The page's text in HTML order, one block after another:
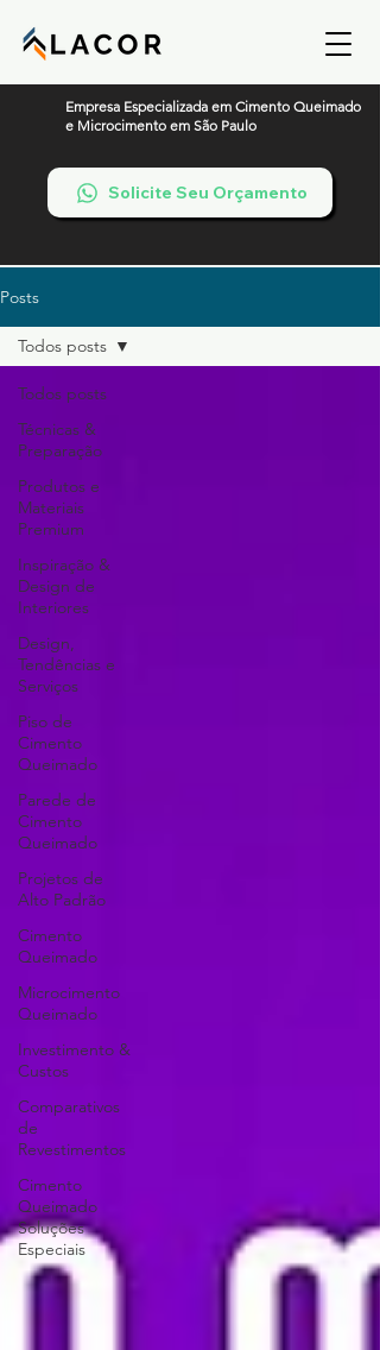
Empresa Especializada em Cimento Queimado
e Microcimento em São Paulo
Solicite Seu Orçamento
Posts
Todos posts
Técnicas &
Preparação
Produtos e
Materiais
Premium
Inspiração &
Design de
Interiores
Design,
Tendências e
Serviços
Piso de
Cimento
Queimado
Parede de
Cimento
Queimado
Projetos de
Alto Padrão
Cimento
Queimado
Microcimento
Queimado
Investimento &
Custos
Comparativos
de
Revestimentos
Cimento
Queimado
Soluções
Especiais
Todos posts